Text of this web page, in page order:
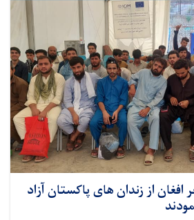
مهاجر افغان از زندان های پاکستان آزاد